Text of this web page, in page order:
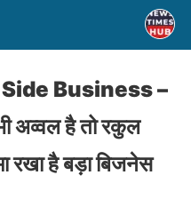
Business –
अव्वल है तो रकुल
रखा है बड़ा बिजनेस